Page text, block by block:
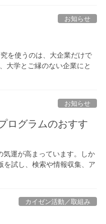
お知らせ
を使うのは、大企業だけで
大学とご縁のない企業にと
お知らせ
気運が高まっています。しか
を試し、検索や情報収集、ア
カイゼン活動／取組み